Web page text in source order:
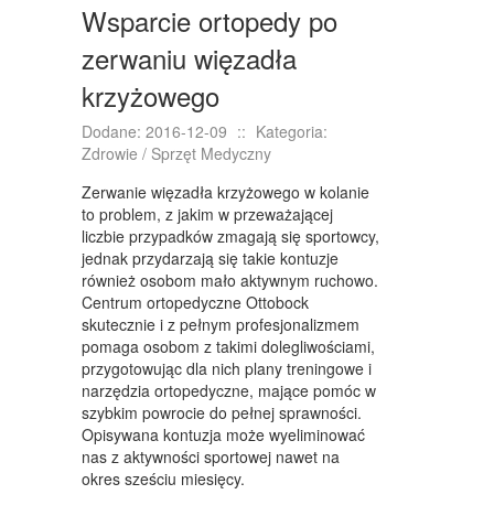
KURSY I SZKOLENIA
BIZNES ONLINE
BIŻUTERIA
DLA DZIECI
MEBLE
WYPOSAŻENIE WNĘTRZ
WYPOSAŻENIE ŁAZIENKI
ODZIEŻ
SPORT
ELEKTRONIKA, RTV, AGD
Wsparcie ortopedy po
zerwaniu więzadła
krzyżowego
Dodane: 2016-12-09 :: Kategoria:
Zdrowie / Sprzęt Medyczny
Zerwanie więzadła krzyżowego w kolanie
to problem, z jakim w przeważającej
liczbie przypadków zmagają się sportowcy,
jednak przydarzają się takie kontuzje
również osobom mało aktywnym ruchowo.
Centrum ortopedyczne Ottobock
skutecznie i z pełnym profesjonalizmem
pomaga osobom z takimi dolegliwościami,
przygotowując dla nich plany treningowe i
narzędzia ortopedyczne, mające pomóc w
szybkim powrocie do pełnej sprawności.
Opisywana kontuzja może wyeliminować
nas z aktywności sportowej nawet na
okres sześciu miesięcy.